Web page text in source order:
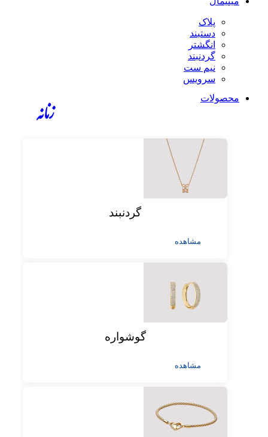
پلاک
دستبند
انگشتر
گردنبند
نیم ست
سرویس
محصولات
زنانه
گردنبند
مشاهده
گوشواره
مشاهده